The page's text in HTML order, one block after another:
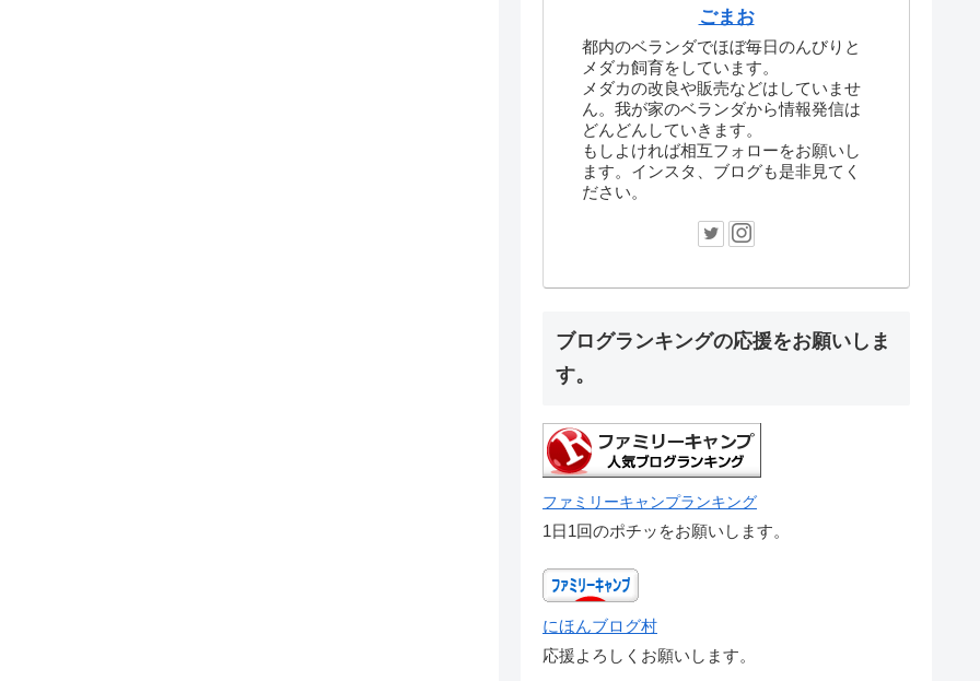
ごまお
都内のベランダでほぼ毎日のんびりと
メダカ飼育をしています。
メダカの改良や販売などはしていませ
ん。我が家のベランダから情報発信は
どんどんしていきます。
もしよければ相互フォローをお願いし
ます。インスタ、ブログも是非見てく
ださい。
ブログランキングの応援をお願いしま
す。
ファミリーキャンプランキング
1日1回のポチッをお願いします。
にほんブログ村
応援よろしくお願いします。